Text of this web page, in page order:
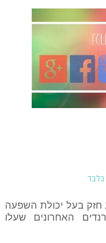
בלבד
חזק בעל יכולת השפעה
האחרונים שעלו